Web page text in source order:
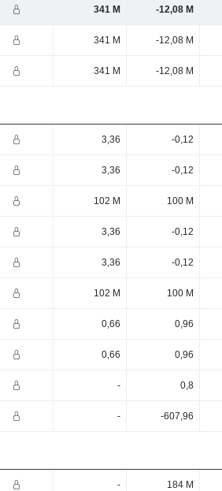
341 M -12,08 M
341 M -12,08 M
341 M -12,08 M
3,36 -0,12
3,36 -0,12
102 M 100 M
3,36 -0,12
3,36 -0,12
102 M 100 M
0,66 0,96
0,66 0,96
- 0,8
- -607,96
- 184 M